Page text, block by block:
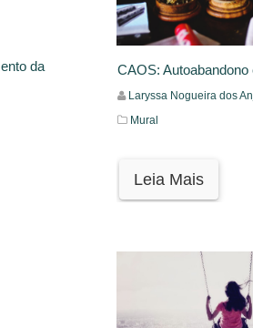
da
CAOS:
Laryssa Nogueira dos
Mural
Leia Mais